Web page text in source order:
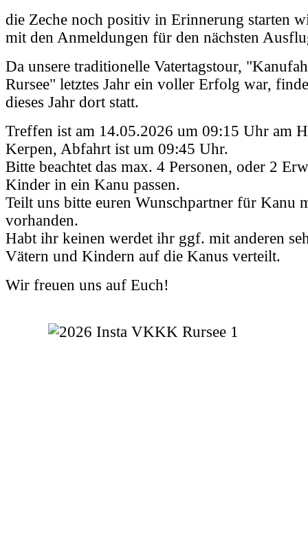
die Zeche noch positiv in Erinnerung starten
mit den Anmeldungen für den nächsten
Da unsere traditionelle Vatertagstour,
Rursee" letztes Jahr ein voller Erfolg war,
dieses Jahr dort statt.
Treffen ist am 14.05.2026 um 09:15 Uhr am
Kerpen, Abfahrt ist um 09:45 Uhr.
Bitte beachtet das max. 4 Personen, oder 2
Kinder in ein Kanu passen.
Teilt uns bitte euren Wunschpartner für Kanu
vorhanden.
Habt ihr keinen werdet ihr ggf. mit anderen
Vätern und Kindern auf die Kanus verteilt.
Wir freuen uns auf Euch!